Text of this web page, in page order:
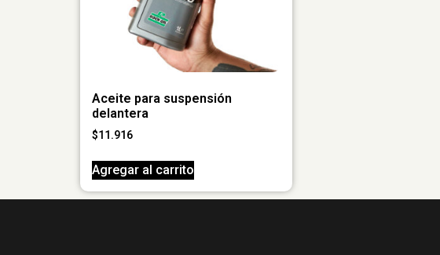
Aceite para suspensión
delantera
$11.916
Agregar al carrito